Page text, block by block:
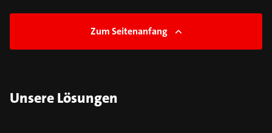
Zum Seitenanfang
Unsere Lösungen